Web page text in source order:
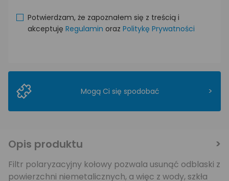
Potwierdzam, że zapoznałem się z treścią i
akceptuję Regulamin oraz Politykę Prywatności
Mogą Ci się spodobać >
Opis produktu
Filtr polaryzacyjny kołowy pozwala usunąć odblaski z
powierzchni niemetalicznych, a więc z wody, szkła